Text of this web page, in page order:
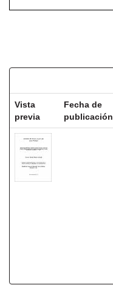
Vista
previa
Fecha de
publicación